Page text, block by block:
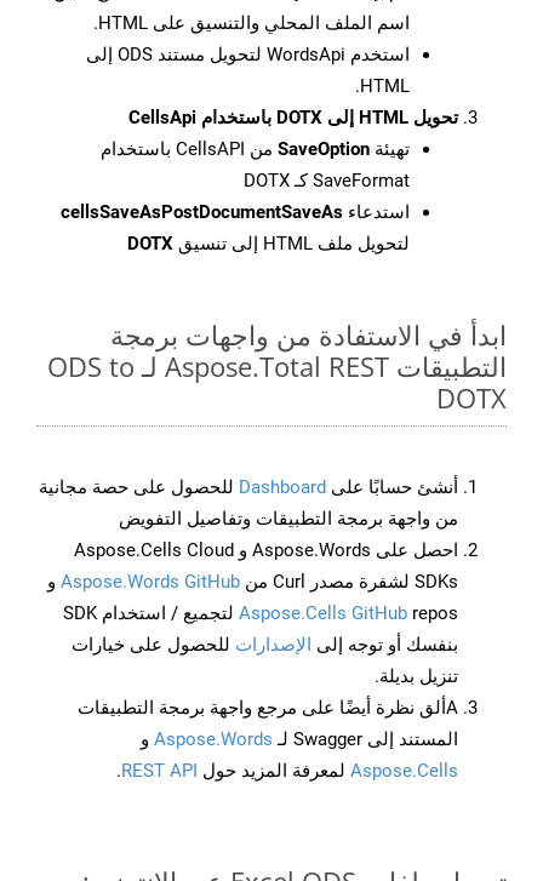
اسم الملف المحلي والتنسيق على HTML.
استخدم WordsApi لتحويل مستند ODS إلى
HTML.
تحويل HTML إلى DOTX باستخدام CellsApi
تهيئة SaveOption
من CellsAPI باستخدام
SaveFormat كـ DOTX
استدعاء cellsSaveAsPostDocumentSaveAs
لتحويل ملف HTML إلى تنسيق
DOTX
ابدأ في الاستفادة من واجهات برمجة
التطبيقات Aspose.Total REST لـ ODS to
DOTX
أنشئ حسابًا على Dashboard للحصول على حصة مجانية
من واجهة برمجة التطبيقات وتفاصيل التفويض
احصل على Aspose.Words و Aspose.Cells Cloud
SDKs لشفرة مصدر Curl من
Aspose.Words GitHub و
Aspose.Cells GitHub
repos لتجميع / استخدام SDK
بنفسك أو توجه إلى الإصدارات للحصول على خيارات
تنزيل بديلة.
Aألق نظرة أيضًا على مرجع واجهة برمجة التطبيقات
المستند إلى Swagger لـ
Aspose.Words و
Aspose.Cells لمعرفة المزيد حول REST API
.